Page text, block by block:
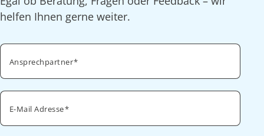
helfen Ihnen gerne weiter.
Ansprechpartner
E-Mail Adresse